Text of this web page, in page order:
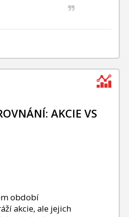
AKCIE VS
období
akcie, ale jejich